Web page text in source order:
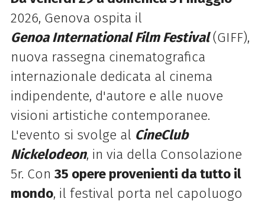
2026, Genova ospita il
Genoa International Film Festival(GIFF),
nuova rassegna cinematografica
internazionale dedicata al cinema
indipendente, d'autore e alle nuove
visioni artistiche contemporanee.
L'evento si svolge al CineClub
Nickelodeon, in via della Consolazione
5r. Con 35 opere provenienti da tutto il
mondo, il festival porta nel capoluogo